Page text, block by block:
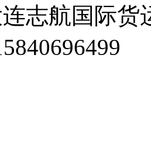
志航国际货